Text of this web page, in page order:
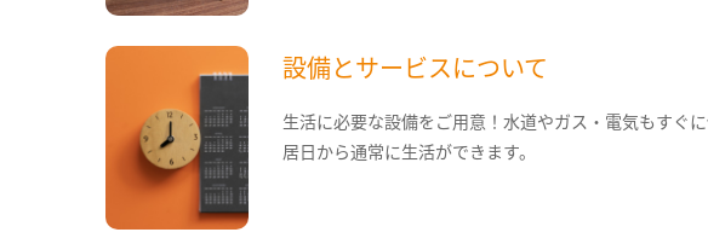
設備とサービスについて
生活に必要な設備をご用意！水道やガス・電気もすぐ
居日から通常に生活ができます。